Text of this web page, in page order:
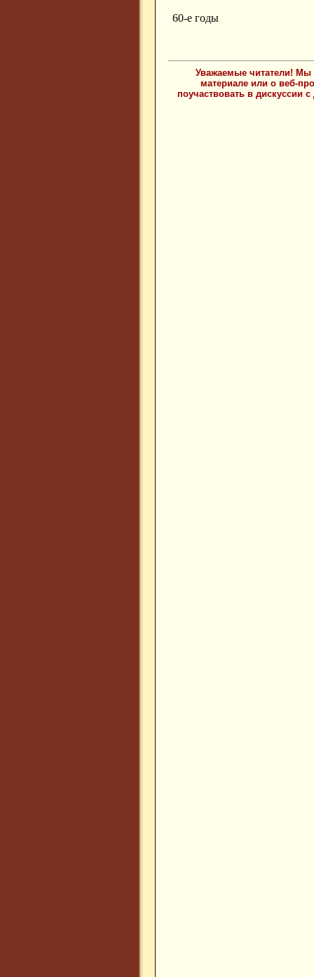
60-е годы
Уважаемые читатели! Мы
материале или о веб-
поучаствовать в дискуссии